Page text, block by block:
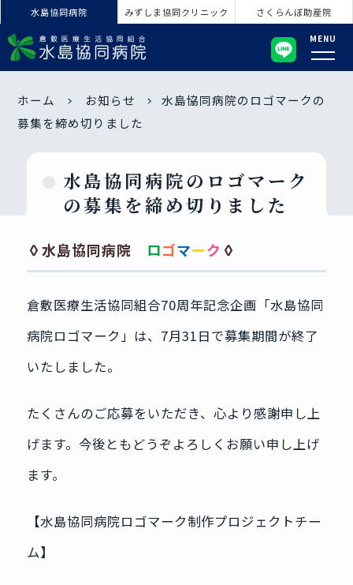
水島協同病院 みずしま協同クリニック さくらんぼ助産院
MENU
ホーム お知らせ
水島協同病院のロゴマークの
募集を締め切りました
水島協同病院のロゴマーク
の募集を締め切りました
◊水島協同病院 ロゴマーク ◊
倉敷医療生活協同組合70周年記念企画「水島協同
病院ロゴマーク」は、7月31日で募集期間が終了
いたしました。
たくさんのご応募をいただき、心より感謝申し上
げます。今後ともどうぞよろしくお願い申し上げ
ます。
【水島協同病院ロゴマーク制作プロジェクトチー
ム】